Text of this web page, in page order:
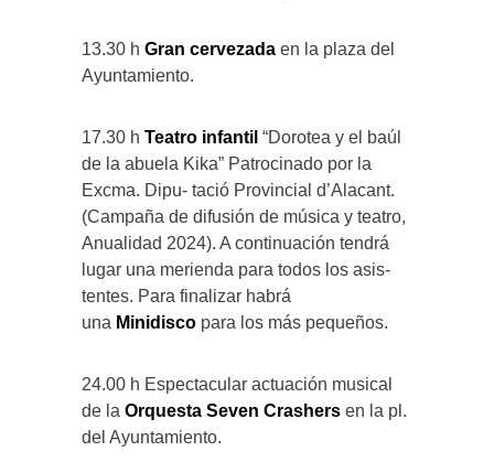
13.30 h Gran cervezada en la plaza del
Ayuntamiento.
17.30 h Teatro infantil “Dorotea y el baúl
de la abuela Kika” Patrocinado por la
Excma. Dipu- tació Provincial d’Alacant.
(Campaña de difusión de música y teatro,
Anualidad 2024). A continuación tendrá
lugar una merienda para todos los asis-
tentes. Para finalizar habrá
una Minidisco para los más pequeños.
24.00 h Espectacular actuación musical
de la Orquesta Seven Crashers en la pl.
del Ayuntamiento.